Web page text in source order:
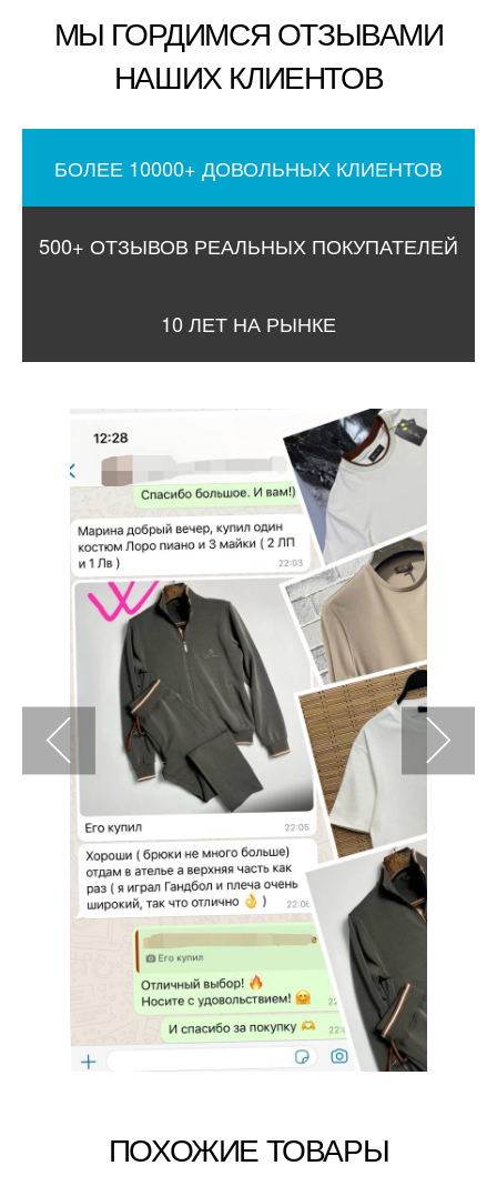
МЫ ГОРДИМСЯ ОТЗЫВАМИ
НАШИХ КЛИЕНТОВ
БОЛЕЕ 10000+ ДОВОЛЬНЫХ КЛИЕНТОВ
500+ ОТЗЫВОВ РЕАЛЬНЫХ ПОКУПАТЕЛЕЙ
10 ЛЕТ НА РЫНКЕ
ПОХОЖИЕ ТОВАРЫ